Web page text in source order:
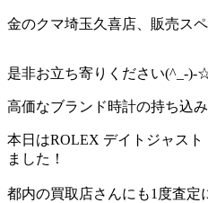
金のクマ埼玉久喜店、販売ス
是非お立ち寄りください(^_-)-
高価なブランド時計の持ち込
本日はROLEX デイトジャスト
ました！
都内の買取店さんにも1度査定